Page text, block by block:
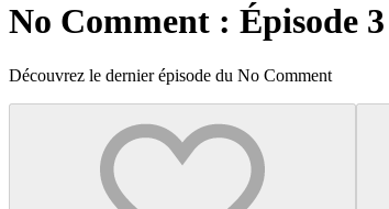
No Comment : Épisode 3
Découvrez le dernier épisode du No Comment